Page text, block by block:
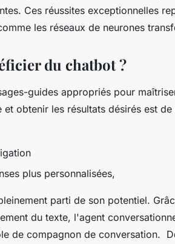
Ces réussites exceptionnelles
les réseaux de neurones
du chatbot ?
guides appropriés pour
obtenir les résultats désirés est
plus personnalisées,
parti de son potentiel.
du texte, l'agent
de compagnon de conversation.